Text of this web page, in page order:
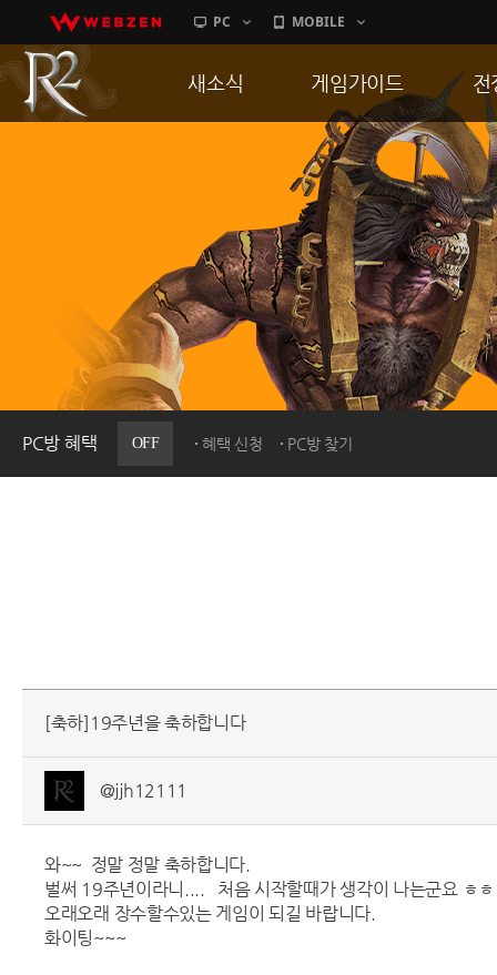
PC MOBILE
PC방 혜택 OFF 혜택 신청 PC방 찾기
새소식
이벤트
히스토리
PC방으로간다
게임가이드
게임 특징
서버가이드
신병훈련소
세부가이드
통합보급센터
전
통
공
[축하]19주년을 축하합니다
@jjh12111
와~~ 정말 정말 축하합니다.
벌써 19주년이라니.... 처음 시작할때가 생각이 나는군요 ㅎ
오래오래 장수할수있는 게임이 되길 바랍니다.
화이팅~~~